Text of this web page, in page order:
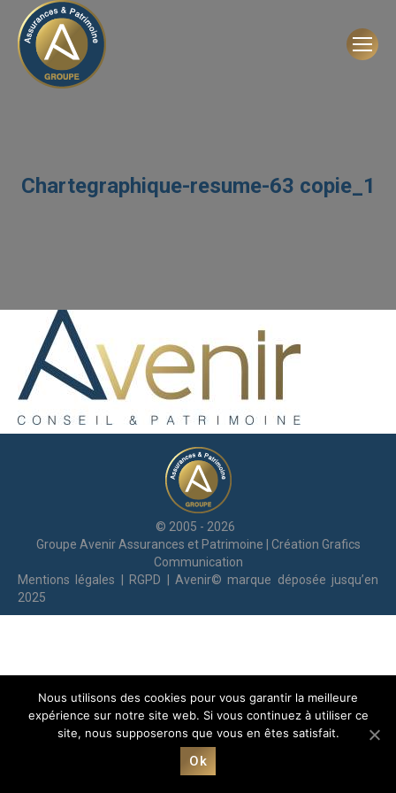
Chartegraphique-resume-63 copie_1
© 2005 - 2026
Groupe Avenir Assurances et Patrimoine | Création Grafics
Communication
Mentions légales
RGPD | Avenir© marque déposée jusqu’en
2025
Nous utilisons des cookies pour vous garantir la meilleure
expérience sur notre site web. Si vous continuez à utiliser ce
site, nous supposerons que vous en êtes satisfait.
Ok